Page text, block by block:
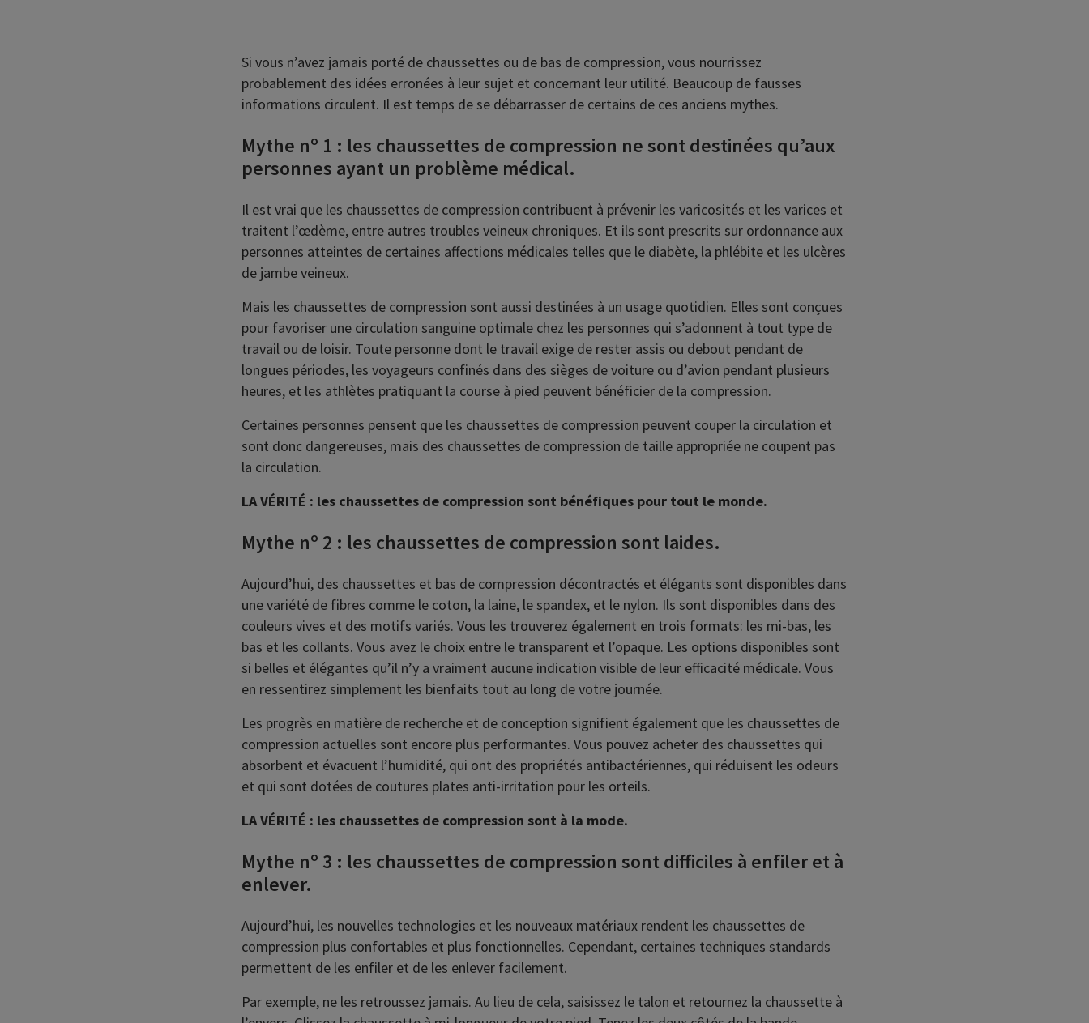
Si vous n’avez jamais porté de chaussettes ou de bas de compression, vous nourrissez
probablement des idées erronées à leur sujet et concernant leur utilité. Beaucoup de fausses
informations circulent. Il est temps de se débarrasser de certains de ces anciens mythes.
Mythe nº 1 : les chaussettes de compression ne sont destinées qu’aux
personnes ayant un problème médical.
Il est vrai que les chaussettes de compression contribuent à prévenir les varicosités et les varices et
traitent l’œdème, entre autres troubles veineux chroniques. Et ils sont prescrits sur ordonnance aux
personnes atteintes de certaines affections médicales telles que le diabète, la phlébite et les ulcères
de jambe veineux.
Mais les chaussettes de compression sont aussi destinées à un usage quotidien. Elles sont conçues
pour favoriser une circulation sanguine optimale chez les personnes qui s’adonnent à tout type de
travail ou de loisir. Toute personne dont le travail exige de rester assis ou debout pendant de
longues périodes, les voyageurs confinés dans des sièges de voiture ou d’avion pendant plusieurs
heures, et les athlètes pratiquant la course à pied peuvent bénéficier de la compression.
Certaines personnes pensent que les chaussettes de compression peuvent couper la circulation et
sont donc dangereuses, mais des chaussettes de compression de taille appropriée ne coupent pas
la circulation.
LA VÉRITÉ : les chaussettes de compression sont bénéfiques pour tout le monde.
Mythe nº 2 : les chaussettes de compression sont laides.
Aujourd’hui, des chaussettes et bas de compression décontractés et élégants sont disponibles dans
une variété de fibres comme le coton, la laine, le spandex, et le nylon. Ils sont disponibles dans des
couleurs vives et des motifs variés. Vous les trouverez également en trois formats: les mi-bas, les
bas et les collants. Vous avez le choix entre le transparent et l’opaque. Les options disponibles sont
si belles et élégantes qu’il n’y a vraiment aucune indication visible de leur efficacité médicale. Vous
en ressentirez simplement les bienfaits tout au long de votre journée.
Les progrès en matière de recherche et de conception signifient également que les chaussettes de
compression actuelles sont encore plus performantes. Vous pouvez acheter des chaussettes qui
absorbent et évacuent l’humidité, qui ont des propriétés antibactériennes, qui réduisent les odeurs
et qui sont dotées de coutures plates anti-irritation pour les orteils.
LA VÉRITÉ : les chaussettes de compression sont à la mode.
Mythe nº 3 : les chaussettes de compression sont difficiles à enfiler et à
enlever.
Aujourd’hui, les nouvelles technologies et les nouveaux matériaux rendent les chaussettes de
compression plus confortables et plus fonctionnelles. Cependant, certaines techniques standards
permettent de les enfiler et de les enlever facilement.
Par exemple, ne les retroussez jamais. Au lieu de cela, saisissez le talon et retournez la chaussette à